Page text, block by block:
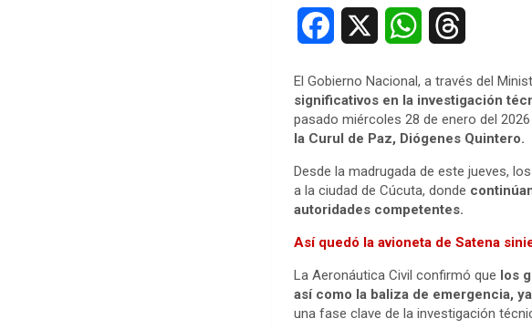
c
e
b
o
o
k
a
t
s
A
p
p
r
e
a
s
El Gobierno Nacional, a través del
significativos en la investigación
pasado miércoles 28 de enero del
la Curul de Paz, Diógenes Quintero.
Desde la madrugada de este jueves,
a la ciudad de Cúcuta, donde
autoridades competentes.
Así quedó la avioneta de Satena
La Aeronáutica Civil confirmó que los
así como la baliza de emergencia,
una fase clave de la investigación